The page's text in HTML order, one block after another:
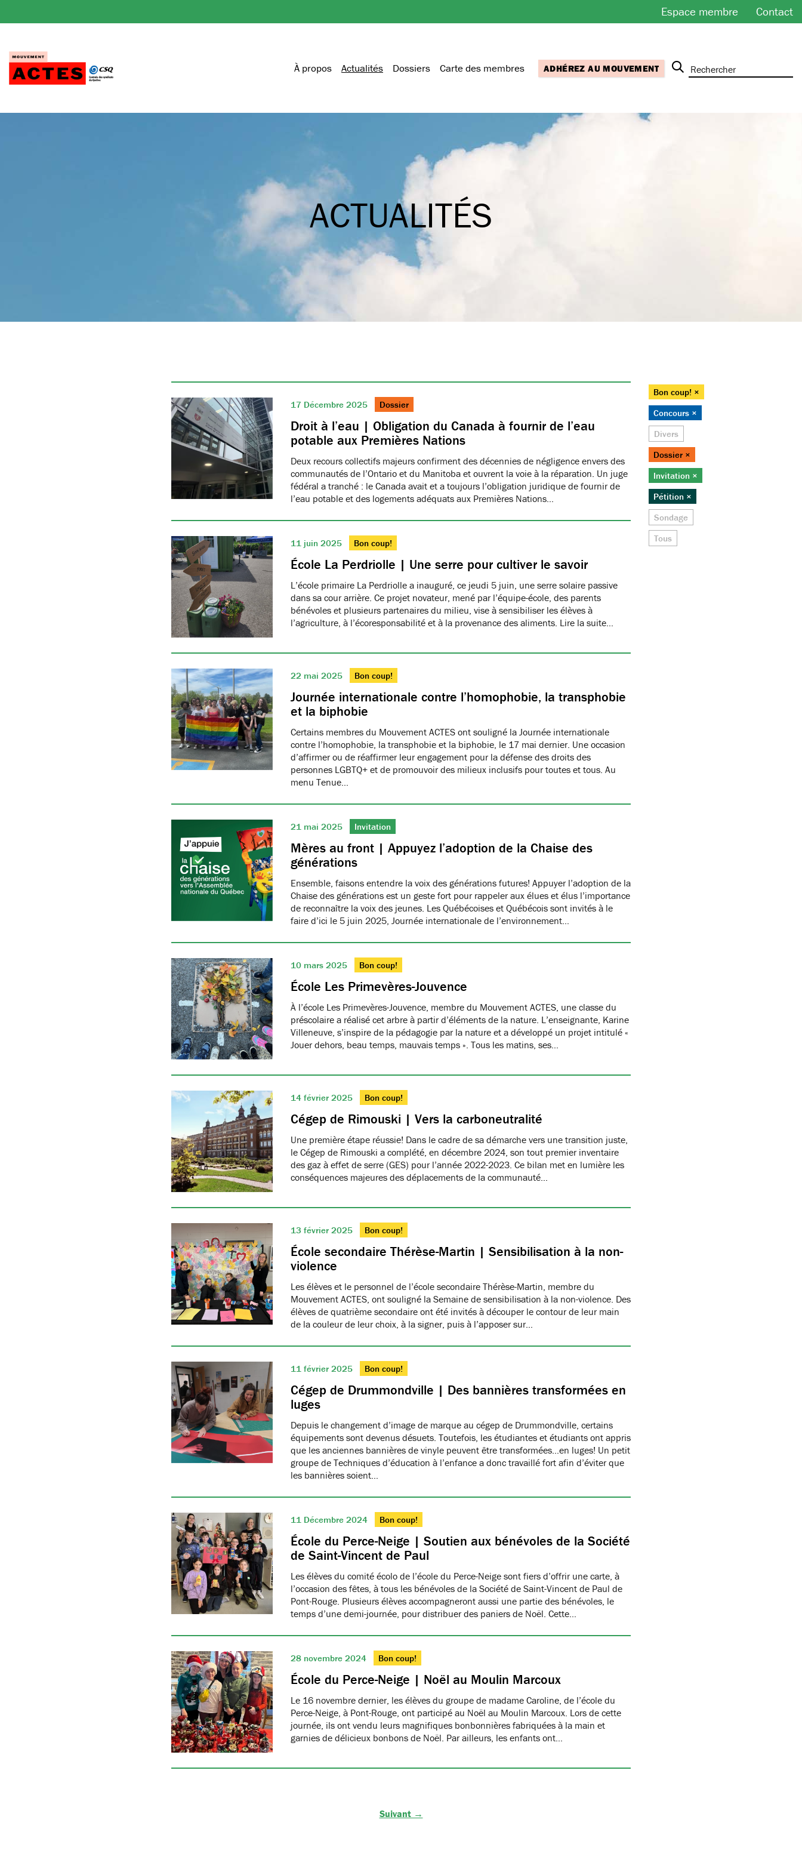
au
Espace membre Contact
À propos Actualités Dossiers Carte des membres ADHÉREZ AU MOUVEMENT
ACTUALITÉS
17 Décembre 2025 Dossier
Droit à l’eau | Obligation du Canada à fournir de l’eau
potable aux Premières Nations
Deux recours collectifs majeurs confirment des décennies de négligence envers des
communautés de l’Ontario et du Manitoba et ouvrent la voie à la réparation. Un juge
fédéral a tranché : le Canada avait et a toujours l’obligation juridique de fournir de
l’eau potable et des logements adéquats aux Premières Nations…
11 juin 2025 Bon coup!
École La Perdriolle | Une serre pour cultiver le savoir
L’école primaire La Perdriolle a inauguré, ce jeudi 5 juin, une serre solaire passive
dans sa cour arrière. Ce projet novateur, mené par l’équipe-école, des parents
bénévoles et plusieurs partenaires du milieu, vise à sensibiliser les élèves à
l’agriculture, à l’écoresponsabilité et à la provenance des aliments. Lire la suite…
22 mai 2025 Bon coup!
Journée internationale contre l’homophobie, la transphobie
et la biphobie
Certains membres du Mouvement ACTES ont souligné la Journée internationale
contre l’homophobie, la transphobie et la biphobie, le 17 mai dernier. Une occasion
d’affirmer ou de réaffirmer leur engagement pour la défense des droits des
personnes LGBTQ+ et de promouvoir des milieux inclusifs pour toutes et tous. Au
menu Tenue…
21 mai 2025 Invitation
Mères au front | Appuyez l’adoption de la Chaise des
générations
Ensemble, faisons entendre la voix des générations futures! Appuyer l’adoption de la
Chaise des générations est un geste fort pour rappeler aux élues et élus l’importance
de reconnaître la voix des jeunes. Les Québécoises et Québécois sont invités à le
faire d’ici le 5 juin 2025, Journée internationale de l’environnement…
10 mars 2025 Bon coup!
École Les Primevères-Jouvence
À l’école Les Primevères-Jouvence, membre du Mouvement ACTES, une classe du
préscolaire a réalisé cet arbre à partir d’éléments de la nature. L’enseignante, Karine
Villeneuve, s’inspire de la pédagogie par la nature et a développé un projet intitulé «
Jouer dehors, beau temps, mauvais temps ». Tous les matins, ses…
14 février 2025 Bon coup!
Cégep de Rimouski | Vers la carboneutralité
Une première étape réussie! Dans le cadre de sa démarche vers une transition juste,
le Cégep de Rimouski a complété, en décembre 2024, son tout premier inventaire
des gaz à effet de serre (GES) pour l’année 2022-2023. Ce bilan met en lumière les
conséquences majeures des déplacements de la communauté…
13 février 2025 Bon coup!
École secondaire Thérèse-Martin | Sensibilisation à la non-
violence
Les élèves et le personnel de l’école secondaire Thérèse-Martin, membre du
Mouvement ACTES, ont souligné la Semaine de sensibilisation à la non-violence. Des
élèves de quatrième secondaire ont été invités à découper le contour de leur main
de la couleur de leur choix, à la signer, puis à l’apposer sur…
11 février 2025 Bon coup!
Cégep de Drummondville | Des bannières transformées en
luges
Depuis le changement d’image de marque au cégep de Drummondville, certains
équipements sont devenus désuets. Toutefois, les étudiantes et étudiants ont appris
que les anciennes bannières de vinyle peuvent être transformées…en luges! Un petit
groupe de Techniques d’éducation à l’enfance a donc travaillé fort afin d’éviter que
les bannières soient…
11 Décembre 2024 Bon coup!
École du Perce-Neige | Soutien aux bénévoles de la Société
de Saint-Vincent de Paul
Les élèves du comité écolo de l’école du Perce-Neige sont fiers d’offrir une carte, à
l’occasion des fêtes, à tous les bénévoles de la Société de Saint-Vincent de Paul de
Pont-Rouge. Plusieurs élèves accompagneront aussi une partie des bénévoles, le
temps d’une demi-journée, pour distribuer des paniers de Noël. Cette…
28 novembre 2024 Bon coup!
École du Perce-Neige | Noël au Moulin Marcoux
Le 16 novembre dernier, les élèves du groupe de madame Caroline, de l’école du
Perce-Neige, à Pont-Rouge, ont participé au Noël au Moulin Marcoux. Lors de cette
journée, ils ont vendu leurs magnifiques bonbonnières fabriquées à la main et
garnies de délicieux bonbons de Noël. Par ailleurs, les enfants ont…
Bon coup! ×
Concours ×
Divers
Dossier ×
Invitation ×
Pétition ×
Sondage
Tous
Suivant →